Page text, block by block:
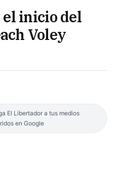
el inicio del
Voley
El Libertador a tus medios
en Google